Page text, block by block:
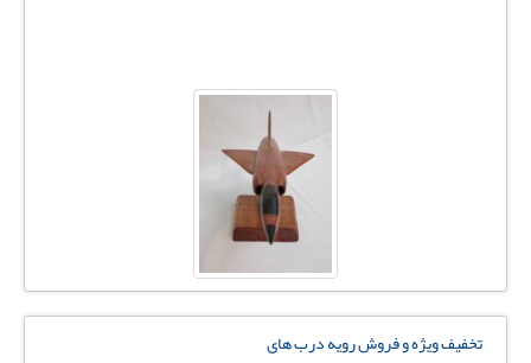
تخفیف ویژه و فروش رویه درب های